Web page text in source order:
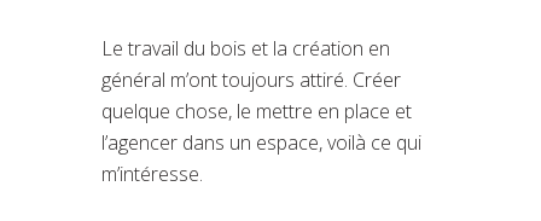
Le travail du bois et la création en
général m’ont toujours attiré. Créer
quelque chose, le mettre en place et
l’agencer dans un espace, voilà ce qui
m’intéresse.